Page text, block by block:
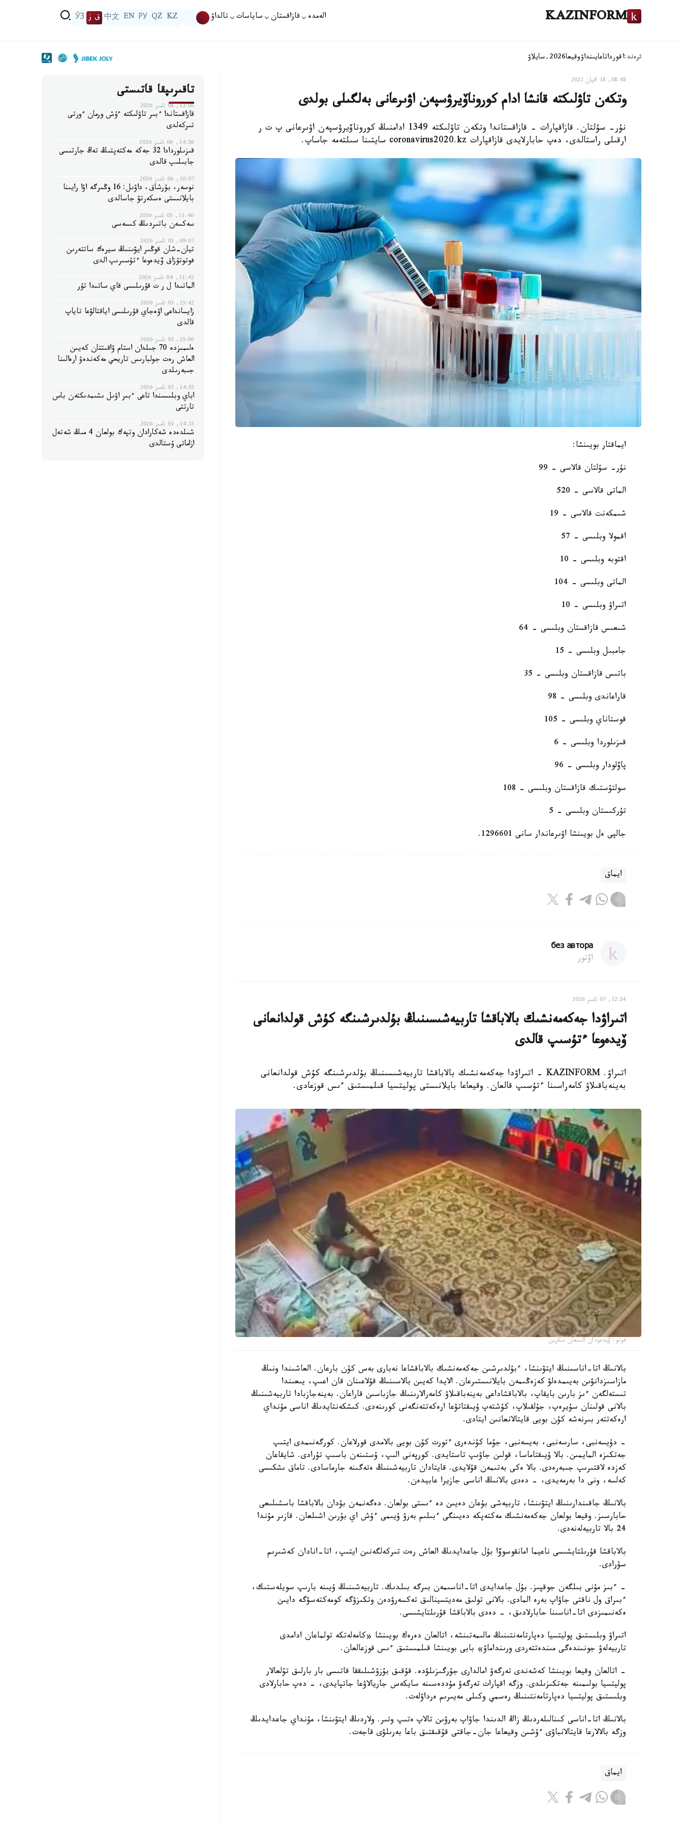
KAZINFORM الەمدە قازاقستان ساياسات تالداۋ KZ
QZ
РУ
EN
中文 ق ز ЎЗ
ترەند:اقورداتاعايىنداۋوقيعا2026-سايلاۋ
08:48, 18 اقپان 2022
وتكەن تاۋلىكتە قانشا ادام كوروناۆيرۋسپەن اۋىرعانى بەلگىلى بولدى
نۇر- سۇلتان. قازاقپارات - قازاقستاندا وتكەن تاۋلىكتە 1349 ادامنىڭ كوروناۆيرۋسپەن اۋىرعانى پ ت ر
ارقىلى راستالدى، دەپ حابارلايدى قازاقپارات coronavirus2020.kz سايتىنا سىلتەمە جاساپ.
ايماقتار بويىنشا:
نۇر- سۇلتان قالاسى - 99
الماتى قالاسى - 520
شىمكەنت قالاسى - 19
اقمولا وبلىسى - 57
اقتوبە وبلىسى - 10
الماتى وبلىسى - 104
اتىراۋ وبلىسى - 10
شىعىس قازاقستان وبلىسى - 64
جامبىل وبلىسى - 15
باتىس قازاقستان وبلىسى - 35
قاراعاندى وبلىسى - 98
قوستاناي وبلىسى - 105
قىزىلوردا وبلىسى - 6
پاۆلودار وبلىسى - 96
سولتۇستىك قازاقستان وبلىسى - 108
تۇركىستان وبلىسى - 5
جالپى ەل بويىنشا اۋىرعاندار سانى 1296601.
ايماق
без автора
اۆتور
12:24, 07 تامىز 2026
اتىراۋدا جەكەمەنشىك بالاباقشا تاربيەشىسىنىڭ بۇلدىرشىنگە كۇش قولدانعانى
ۆيدەوعا ءتۇسىپ قالدى
اتىراۋ. KAZINFORM - اتىراۋدا جەكەمەنشىك بالاباقشا تاربيەشىسىنىڭ بۇلدىرشىنگە كۇش قولدانعانى
بەينەباقىلاۋ كامەراسىنا ءتۇسىپ قالعان. وقيعاعا بايلانىستى پوليتسيا قىلمىستىق ءىس قوزعادى.
فوتو: ۆيدەودان الىنعان سكرين
بالانىڭ اتا-اناسىنىڭ ايتۋىنشا، ءبۇلدىرشىن جەكەمەنشىك بالاباقشاعا نەبارى بەس كۇن بارعان. العاشىندا ونىڭ
مازاسىزدانۋىن بەيىمدەلۋ كەزەڭىمەن بايلانىستىرعان. الايدا كەيىن بالاسىنىڭ قۇلاعىنان قان اعىپ، يىعىندا
تىستەلگەن ءىز بارىن بايقاپ، بالاباقشاداعى بەينەباقىلاۋ كامەرالارىنىڭ جازباسىن قاراعان. بەينەجازبادا تاربيەشىنىڭ
بالانى قولىنان سۇيرەپ، جۇلقىلاپ، كۇشتەپ ۇيىقتاتۋعا ارەكەتتەنگەنى كورىنەدى. كىشكەنتايدىڭ اناسى مۇنداي
ارەكەتتەر بىرنەشە كۇن بويى قايتالانعانىن ايتادى.
- دۇيسەنبى، سارسەنبى، بەيسەنبى، جۇما كۇندەرى ءتورت كۇن بويى بالامدى قورلاعان. كورگەنىمدى ايتىپ
جەتكىزە المايمىن. بالا ۇيىقتاماسا، قولىن جاۋىپ تاستايدى. كورپەنى الىپ، ۇستىنەن باسىپ تۇرادى. شايقاعان
كەزدە لاقتىرىپ جىبەرەدى. بالا ەكى بەتىمەن قۇلايدى. قايتادان تاربيەشىنىڭ ەتەگىنە جارماسادى. تاماق ىشكىسى
كەلسە، ونى دا بەرمەيدى، - دەدى بالانىڭ اناسى جازيرا عابيدەن.
بالانىڭ جاقىندارىنىڭ ايتۋىنشا، تاربيەشى بۇعان دەيىن دە ءىستى بولعان. دەگەنمەن بۇدان بالاباقشا باسشىلىعى
حابارسىز. وقيعا بولعان جەكەمەنشىك مەكتەپكە دەيىنگى ءبىلىم بەرۋ ۇيىمى ءۇش اي بۇرىن اشىلعان. قازىر مۇندا
24 بالا تاربيەلەنەدى.
بالاباقشا قۇرىلتايشىسى ناعيما امانقوسوۆا بۇل جاعدايدىڭ العاش رەت تىركەلگەنىن ايتىپ، اتا-انادان كەشىرىم
سۇرادى.
- ءبىز مۇنى بىلگەن جوقپىز. بۇل جاعدايدى اتا-اناسىمەن بىرگە بىلدىك. تاربيەشىنىڭ ۇيىنە بارىپ سويلەستىك،
ءبىراق ول ناقتى جاۋاپ بەرە المادى. بالانى تولىق مەديتسينالىق تەكسەرۋدەن وتكىزۋگە كومەكتەسۋگە دايىن
ەكەنىمىزدى اتا-اناسىنا حابارلادىق، - دەدى بالاباقشا قۇرىلتايشىسى.
اتىراۋ وبلىستىق پوليتسيا دەپارتامەنتىنىڭ مالىمەتىنشە، اتالعان دەرەك بويىنشا «كامەلەتكە تولماعان ادامدى
تاربيەلەۋ جونىندەگى مىندەتتەردى ورىنداماۋ» بابى بويىنشا قىلمىستىق ءىس قوزعالعان.
- اتالعان وقيعا بويىنشا كەشەندى تەرگەۋ امالدارى جۇرگىزىلۋدە. قۇقىق بۇزۋشىلىققا قاتىسى بار بارلىق تۇلعالار
پوليتسيا بولىمىنە جەتكىزىلدى. وزگە اقپارات تەرگەۋ مۇددەسىنە سايكەس جاريالاۋعا جاتپايدى، - دەپ حابارلادى
وبلىستىق پوليتسيا دەپارتامەنتىنىڭ رەسمي وكىلى مەيىرىم ەرداۋلەت.
بالانىڭ اتا-اناسى كىنالىلەردىڭ زاڭ الدىندا جاۋاپ بەرۋىن تالاپ ەتىپ وتىر. ولاردىڭ ايتۋىنشا، مۇنداي جاعدايدىڭ
وزگە بالالارعا قايتالانباۋى ءۇشىن وقيعاعا جان-جاقتى قۇقىقتىق باعا بەرىلۋى قاجەت.
ايماق
تاقىرىپقا قاتىستى
13:06, 08 تامىز 2026
قازاقستاندا ءبىر تاۋلىكتە ءۇش ورمان ءورتى
تىركەلدى
14:56, 06 تامىز 2026
قىزىلوردادا 32 جەكە مەكتەپتىڭ تەڭ جارتىسى
جابىلىپ قالدى
10:07, 06 تامىز 2026
نوسەر، بۇرشاق، داۋىل: 16 وڭىرگە اۋا رايىنا
بايلانىستى ەسكەرتۋ جاسالدى
11:40, 05 تامىز 2026
سەكسەن باتىردىڭ كىسەسى
09:07, 05 تامىز 2026
تيان-شان قوڭىر ايۋىنىڭ سيرەك ساتتەرىن
فوتوتۇزاق ۆيدەوعا ءتۇسىرىپ الدى
11:42, 04 تامىز 2026
الماتىدا ل ر ت قۇرىلىسى قاي ساتىدا تۇر
15:42, 03 تامىز 2026
زايسانداعى اۋەجاي قۇرىلىسى اياقتالۋعا تاياپ
قالدى
15:06, 03 تامىز 2026
ەلىمىزدە 70 جىلدان استام ۋاقىتتان كەيىن
العاش رەت جولبارىس تاريحي مەكەندەۋ ارەالىنا
جىبەرىلدى
14:52, 03 تامىز 2026
اباي وبلىسىندا تاعى ءبىر اۋىل ىشىمدىكتەن باس
تارتتى
14:23, 03 تامىز 2026
شىلدەدە شەكارادان وتپەك بولعان 4 مىڭ شەتەل
ازاماتى ۇستالدى